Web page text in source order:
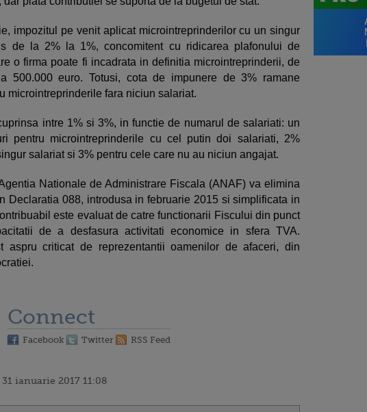
impozitul pe venit aplicat microintreprinderilor cu un singur
de la 2% la 1%, concomitent cu ridicarea plafonului de
o firma poate fi incadrata in definitia microintreprinderii, de
500.000 euro. Totusi, cota de impunere de 3% ramane
microintreprinderile fara niciun salariat.
intre 1% si 3%, in functie de numarul de salariati: un
pentru microintreprinderile cu cel putin doi salariati, 2%
salariat si 3% pentru cele care nu au niciun angajat.
Nationale de Administrare Fiscala (ANAF) va elimina
Declaratia 088, introdusa in februarie 2015 si simplificata in
este evaluat de catre functionarii Fiscului din punct
de a desfasura activitati economice in sfera TVA.
aspru criticat de reprezentantii oamenilor de afaceri, din
Connect
Facebook Twitter RSS Feed
, 31 ianuarie 2017 11:08